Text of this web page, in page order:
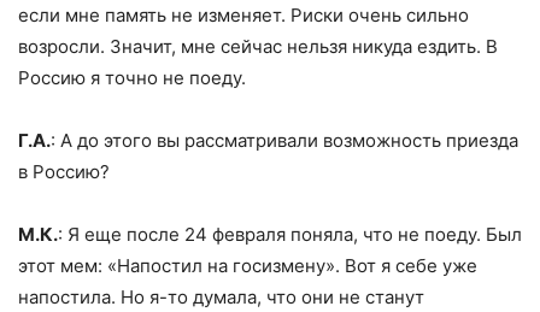
если мне память не изменяет. Риски очень сильно
возросли. Значит, мне сейчас нельзя никуда ездить. В
Россию я точно не поеду.
Г.А.: А до этого вы рассматривали возможность приезда
в Россию?
М.К.: Я еще после 24 февраля поняла, что не поеду. Был
этот мем: «Напостил на госизмену». Вот я себе уже
напостила. Но я-то думала, что они не станут